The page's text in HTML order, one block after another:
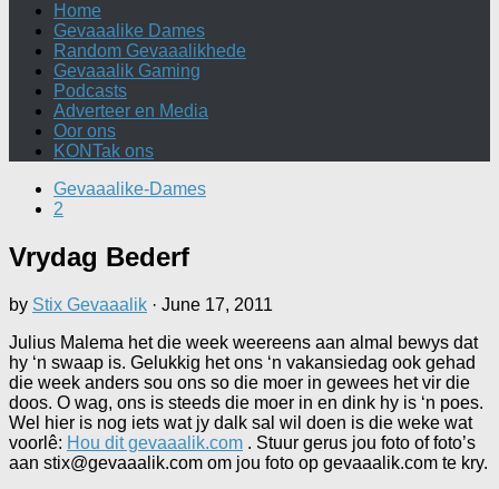
Home
Gevaaalike Dames
Random Gevaaalikhede
Gevaaalik Gaming
Podcasts
Adverteer en Media
Oor ons
KONTak ons
Gevaaalike-Dames
2
Vrydag Bederf
by Stix Gevaaalik · June 17, 2011
Julius Malema het die week weereens aan almal bewys dat
hy ‘n swaap is. Gelukkig het ons ‘n vakansiedag ook gehad
die week anders sou ons so die moer in gewees het vir die
doos. O wag, ons is steeds die moer in en dink hy is ‘n poes.
Wel hier is nog iets wat jy dalk sal wil doen is die weke wat
voorlê: Hou dit gevaaalik.com . Stuur gerus jou foto of foto’s
aan stix@gevaaalik.com om jou foto op gevaaalik.com te kry.